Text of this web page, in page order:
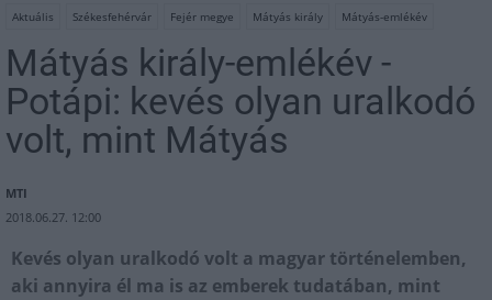
Aktuális Székesfehérvár Fejér megye Mátyás király Mátyás-emlékév
Mátyás király-emlékév -
Potápi: kevés olyan uralkodó
volt, mint Mátyás
MTI
2018.06.27. 12:00
Kevés olyan uralkodó volt a magyar történelemben,
aki annyira él ma is az emberek tudatában, mint